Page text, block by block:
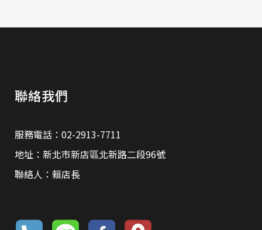
聯絡我們
服務電話：02-2913-7711
地址：新北市新店區北新路二段96號
聯絡人：賴店長